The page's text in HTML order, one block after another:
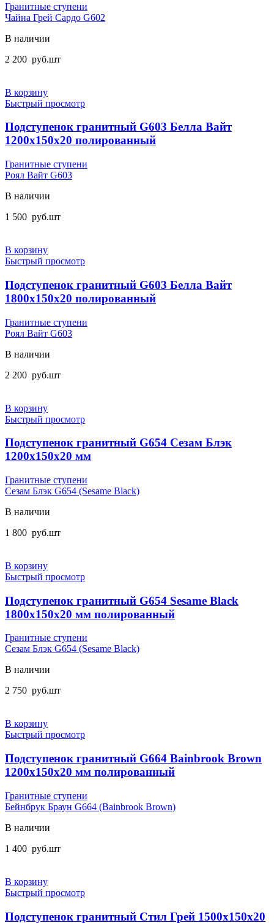
Гранитные ступени
Чайна Грей Сардо G602
В наличии
2 200 руб.шт
В корзину
Быстрый просмотр
Подступенок гранитный G603 Белла Вайт
1200x150x20 полированный
Гранитные ступени
Роял Вайт G603
В наличии
1 500 руб.шт
В корзину
Быстрый просмотр
Подступенок гранитный G603 Белла Вайт
1800x150x20 полированный
Гранитные ступени
Роял Вайт G603
В наличии
2 200 руб.шт
В корзину
Быстрый просмотр
Подступенок гранитный G654 Сезам Блэк
1200x150x20 мм
Гранитные ступени
Сезам Блэк G654 (Sesame Black)
В наличии
1 800 руб.шт
В корзину
Быстрый просмотр
Подступенок гранитный G654 Sesame Black
1800x150x20 мм полированный
Гранитные ступени
Сезам Блэк G654 (Sesame Black)
В наличии
2 750 руб.шт
В корзину
Быстрый просмотр
Подступенок гранитный G664 Bainbrook Brown
1200x150x20 мм полированный
Гранитные ступени
Бейнбрук Браун G664 (Bainbrook Brown)
В наличии
1 400 руб.шт
В корзину
Быстрый просмотр
Подступенок гранитный Стил Грей 1500x150x20